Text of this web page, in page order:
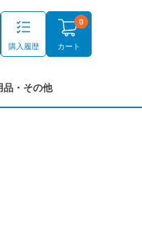
購入履歴 カート
0
品・その他